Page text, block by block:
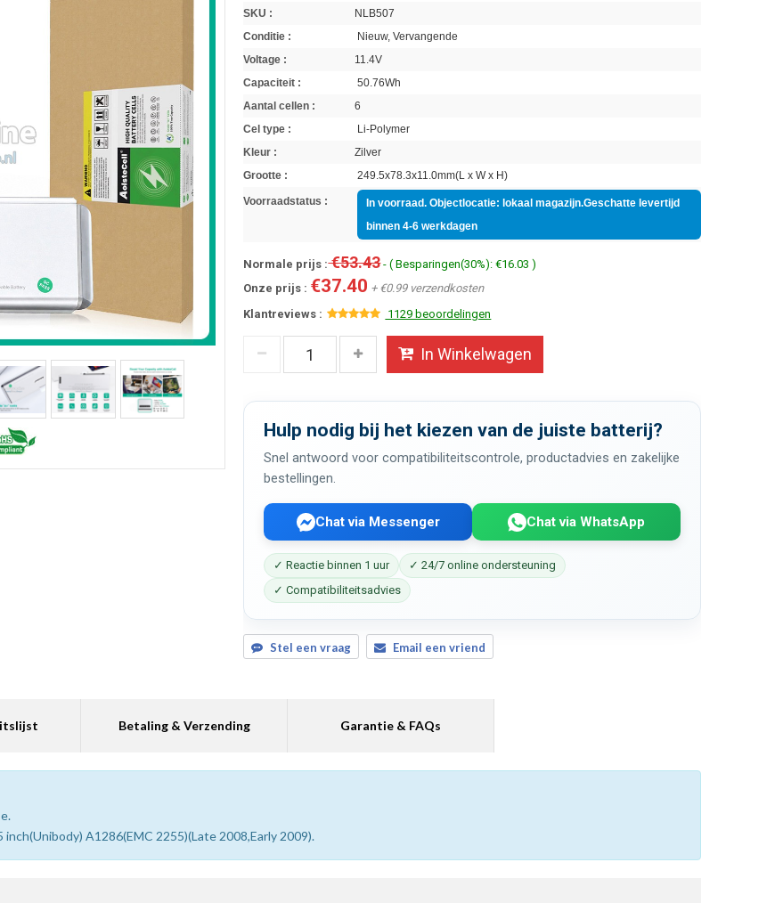
SKU :
NLB507
Conditie :
Nieuw, Vervangende
Voltage :
11.4V
Capaciteit :
50.76Wh
Aantal cellen :
6
Cel type :
Li-Polymer
Kleur :
Zilver
Grootte :
249.5x78.3x11.0mm(L x W x H)
Voorraadstatus :
In voorraad. Objectlocatie: lokaal magazijn.Geschatte levertijd
binnen 4-6 werkdagen
Normale prijs :€53.43- ( Besparingen(30%): €16.03 )
Onze prijs : €37.40 + €0.99 verzendkosten
Klantreviews :
1129 beoordelingen
In Winkelwagen
Hulp nodig bij het kiezen van de juiste batterij?
Snel antwoord voor compatibiliteitscontrole, productadvies en zakelijke
bestellingen.
Chat via Messenger Chat via WhatsApp
✓ Reactie binnen 1 uur
✓ 24/7 online ondersteuning
✓ Compatibiliteitsadvies
Stel een vraag Email een vriend
Betaling & Verzending Garantie & FAQs
A1286(EMC 2255)(Late 2008,Early 2009).